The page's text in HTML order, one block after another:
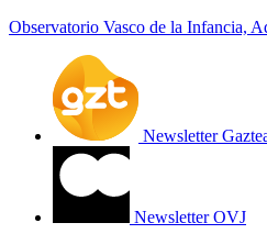
Observatorio Vasco de la Infancia,
Newsletter
Newsletter OVJ